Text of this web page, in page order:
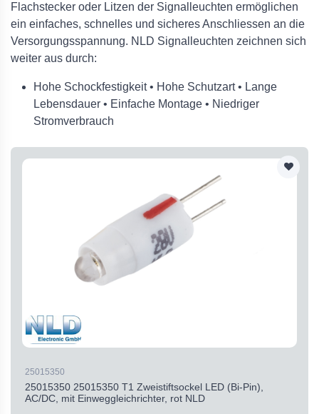
Flachstecker oder Litzen der Signalleuchten ermöglichen
ein einfaches, schnelles und sicheres Anschliessen an die
Versorgungsspannung. NLD Signalleuchten zeichnen sich
weiter aus durch:
Hohe Schockfestigkeit • Hohe Schutzart • Lange
Lebensdauer • Einfache Montage • Niedriger
Stromverbrauch
25015350
25015350 25015350 T1 Zweistiftsockel LED (Bi-Pin),
AC/DC, mit Einweggleichrichter, rot NLD